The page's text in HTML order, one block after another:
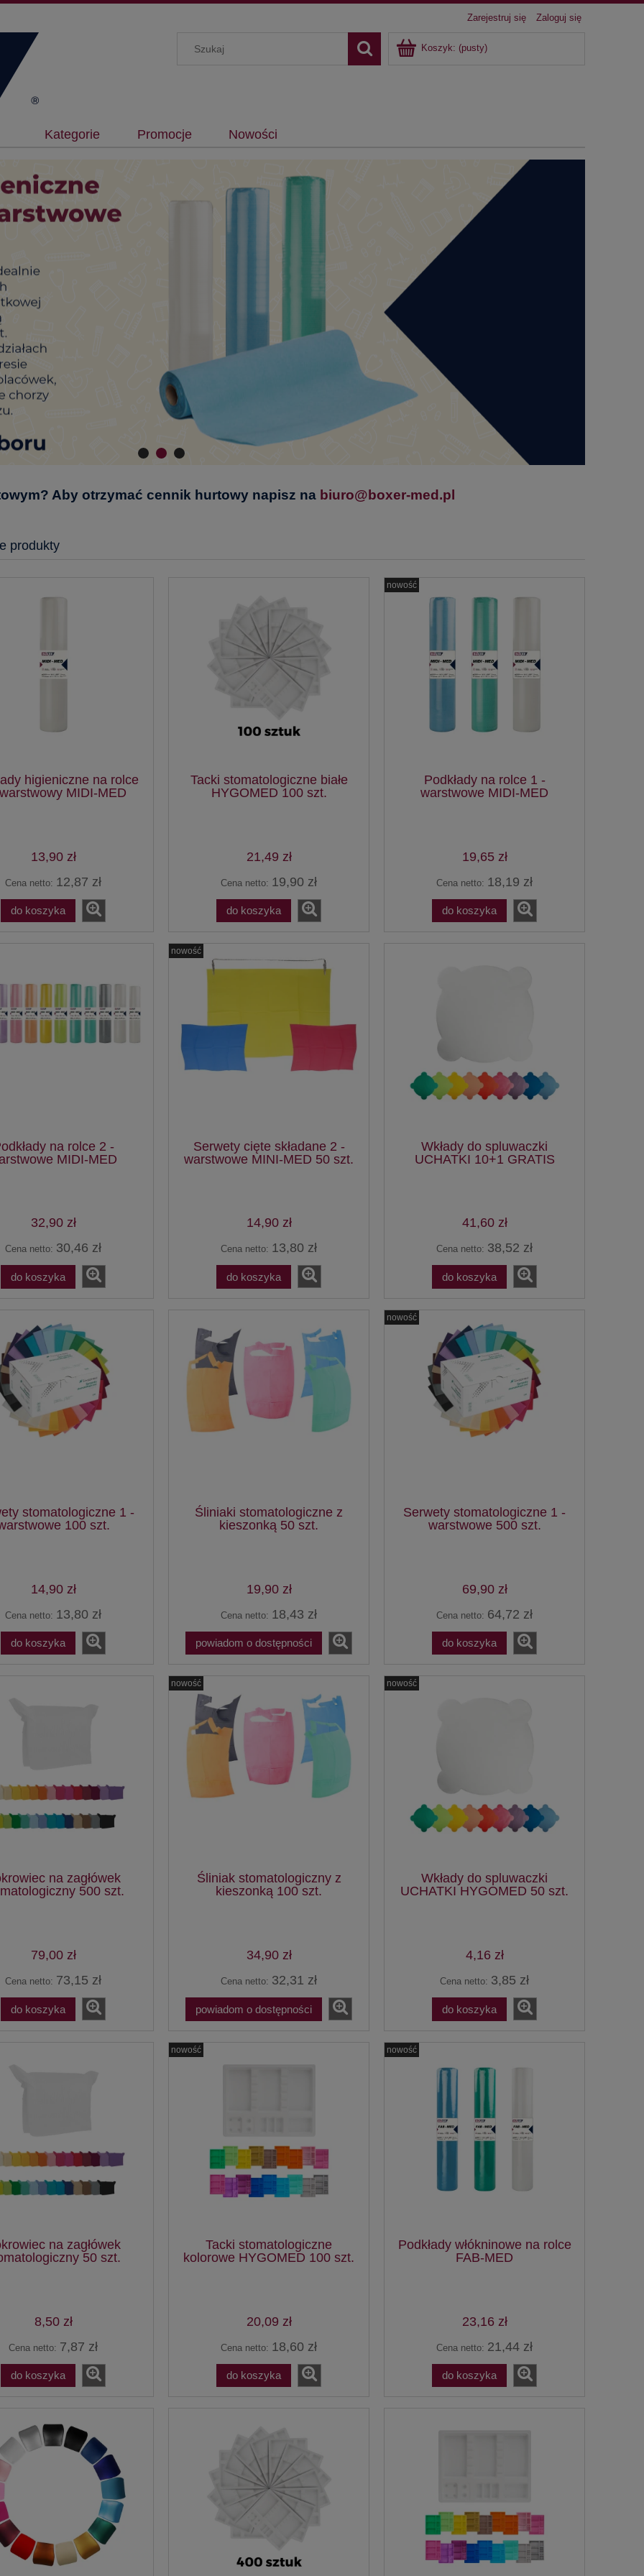
Zarejestruj się Zaloguj się
Koszyk: (pusty)
Kategorie Promocje Nowości
Aby otrzymać cennik hurtowy napisz na biuro@boxer-med.pl
produkty
higieniczne na rolce
MIDI-MED
13,90 zł
Cena netto: 12,87 zł
do koszyka
Tacki stomatologiczne białe
HYGOMED 100 szt.
21,49 zł
Cena netto: 19,90 zł
do koszyka
Podkłady na rolce 1 -
warstwowe MIDI-MED
19,65 zł
Cena netto: 18,19 zł
do koszyka
nowość
na rolce 2 -
MIDI-MED
32,90 zł
Cena netto: 30,46 zł
do koszyka
Serwety cięte składane 2 -
warstwowe MINI-MED 50 szt.
14,90 zł
Cena netto: 13,80 zł
do koszyka
nowość
Wkłady do spluwaczki
UCHATKI 10+1 GRATIS
41,60 zł
Cena netto: 38,52 zł
do koszyka
stomatologiczne 1 -
100 szt.
14,90 zł
Cena netto: 13,80 zł
do koszyka
Śliniaki stomatologiczne z
kieszonką 50 szt.
19,90 zł
Cena netto: 18,43 zł
powiadom o dostępności
Serwety stomatologiczne 1 -
warstwowe 500 szt.
69,90 zł
Cena netto: 64,72 zł
do koszyka
nowość
na zagłówek
500 szt.
79,00 zł
Cena netto: 73,15 zł
do koszyka
Śliniak stomatologiczny z
kieszonką 100 szt.
34,90 zł
Cena netto: 32,31 zł
powiadom o dostępności
nowość
Wkłady do spluwaczki
UCHATKI HYGOMED 50 szt.
4,16 zł
Cena netto: 3,85 zł
do koszyka
nowość
na zagłówek
50 szt.
8,50 zł
Cena netto: 7,87 zł
do koszyka
Tacki stomatologiczne
kolorowe HYGOMED 100 szt.
20,09 zł
Cena netto: 18,60 zł
do koszyka
nowość
Podkłady włókninowe na rolce
FAB-MED
23,16 zł
Cena netto: 21,44 zł
do koszyka
nowość